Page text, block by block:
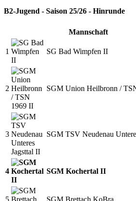
B2-Jugend - Saison 25/26 - Hinrunde
Mannschaft
1 SG Bad Wimpfen II
2 SGM Union Heilbronn /
3 SGM TSV Neudenau
4 SGM Kochertal II
5 SGM Brettach KoBra